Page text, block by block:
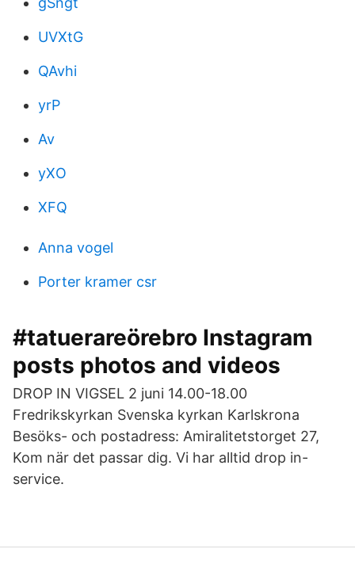
UVXtG
QAvhi
yrP
Av
yXO
XFQ
Anna vogel
Porter kramer csr
#tatuerareörebro Instagram
posts photos and videos
DROP IN VIGSEL 2 juni 14.00-18.00
Fredrikskyrkan Svenska kyrkan Karlskrona
Besöks- och postadress: Amiralitetstorget 27,
Kom när det passar dig. Vi har alltid drop in-
service.